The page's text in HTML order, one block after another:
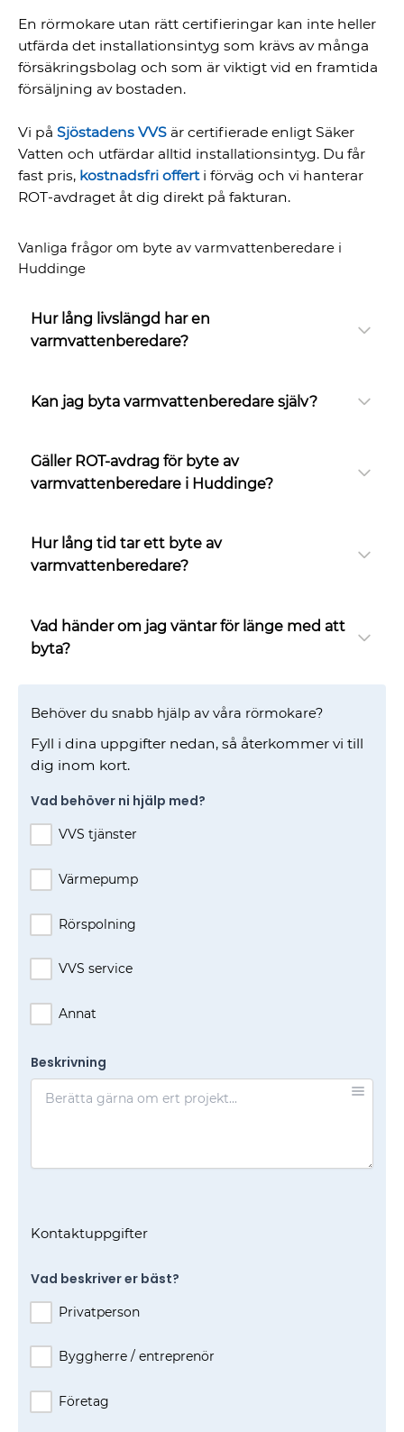
En rörmokare utan rätt certifieringar kan inte heller
utfärda det installationsintyg som krävs av många
försäkringsbolag och som är viktigt vid en framtida
försäljning av bostaden.
Vi påSjöstadens VVS är certifierade enligt Säker
Vatten och utfärdar alltid installationsintyg. Du får
fast pris, kostnadsfri offerti förväg och vi hanterar
ROT-avdraget åt dig direkt på fakturan.
Vanliga frågor om byte av varmvattenberedare i
Huddinge
Hur lång livslängd har en
varmvattenberedare?
Kan jag byta varmvattenberedare själv?
Gäller ROT-avdrag för byte av
varmvattenberedare i Huddinge?
Hur lång tid tar ett byte av
varmvattenberedare?
Vad händer om jag väntar för länge med att
byta?
Behöver du snabb hjälp av våra rörmokare?
Fyll i dina uppgifter nedan, så återkommer vi till
dig inom kort.
Vad behöver ni hjälp med?
VVS tjänster
Värmepump
Rörspolning
VVS service
Annat
Beskrivning
Kontaktuppgifter
Vad beskriver er bäst?
Privatperson
Byggherre / entreprenör
Företag